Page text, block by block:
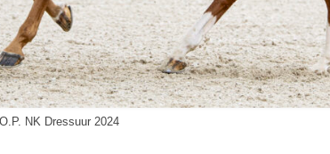
NK Dressuur 2024